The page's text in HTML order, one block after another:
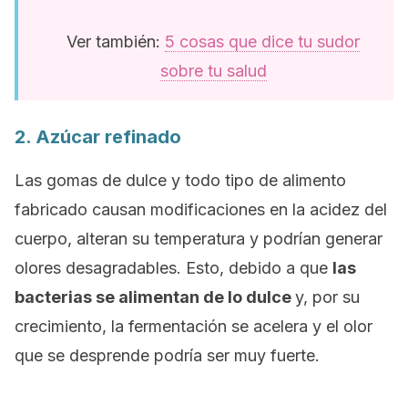
Ver también: 5 cosas que dice tu sudor
sobre tu salud
2. Azúcar refinado
Las gomas de dulce y todo tipo de alimento
fabricado causan modificaciones en la acidez del
cuerpo, alteran su temperatura y podrían generar
olores desagradables. Esto, debido a que las
bacterias se alimentan de lo dulcey, por su
crecimiento, la fermentación se acelera y el olor
que se desprende podría ser muy fuerte.